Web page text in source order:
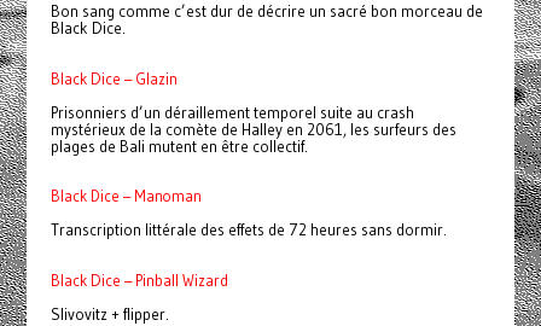
Bon sang comme c’est dur de décrire un sacré bon morceau de
Black Dice.
Black Dice – Glazin
Prisonniers d’un déraillement temporel suite au crash
mystérieux de la comète de Halley en 2061, les surfeurs des
plages de Bali mutent en être collectif.
Black Dice – Manoman
Transcription littérale des effets de 72 heures sans dormir.
Black Dice – Pinball Wizard
Slivovitz + flipper.